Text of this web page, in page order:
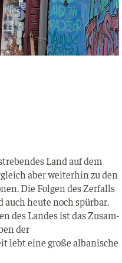
Land auf dem
aber wei­ter­hin zu den
Die Fol­gen des Zer­falls
auch heu­te noch spür­bar.
des Lan­des ist das Zusam­
der
lebt eine gro­ße alba­ni­sche